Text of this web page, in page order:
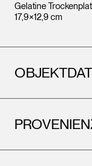
Gelatine
17,9×12,9 cm